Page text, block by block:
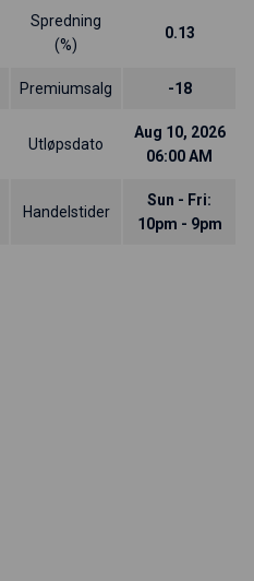
Spredning
(%)
0.13
Premiumsalg -18
Utløpsdato
Aug 10, 2026
06:00 AM
Handelstider
Sun - Fri:
10pm - 9pm